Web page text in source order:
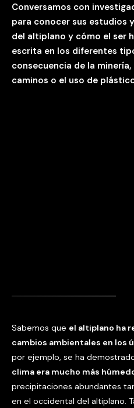
Conversamos con
para conocer sus estudios
del altiplano y cómo el ser
escrita en los diferentes
consecuencia de la
caminos o el uso de
Sabemos que el altiplano ha
cambios ambientales en los
por ejemplo, se ha
clima era mucho más
precipitaciones abundantes
en el occidental del altiplano.